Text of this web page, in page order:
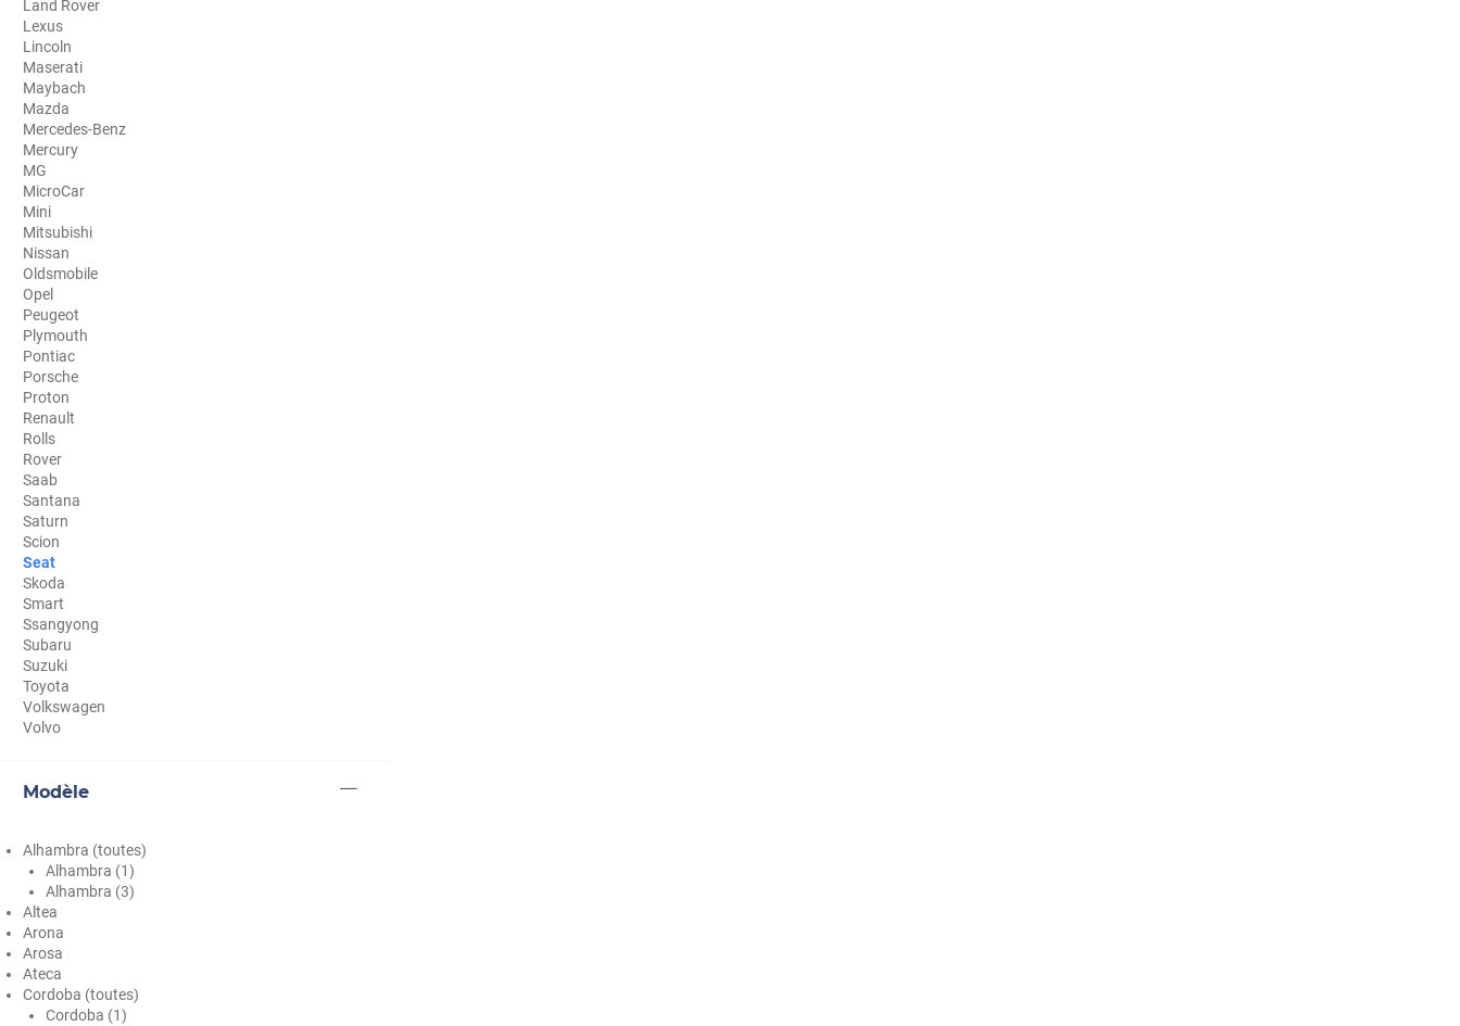
Aston Martin
Audi
Bentley
Bmw
Buick
Byd
Cadillac
Changan
Chevrolet
Chrysler
Citroën
Cupra
Dacia
Daewoo
Daihatsu
Dodge
Dongfeng
Eagle
Ebro
Ferrari
Fisker
Ford
Land Rover
Lexus
Lincoln
Maserati
Maybach
Mazda
Mercedes-Benz
Mercury
MG
MicroCar
Mini
Mitsubishi
Nissan
Oldsmobile
Opel
Peugeot
Plymouth
Pontiac
Porsche
Proton
Renault
Rolls
Rover
Saab
Santana
Saturn
Scion
Seat
Skoda
Smart
Ssangyong
Subaru
Suzuki
Toyota
Volkswagen
Volvo
Modèle
Alhambra (toutes)
Alhambra (1)
Alhambra (3)
Altea
Arona
Arosa
Ateca
Cordoba (toutes)
Cordoba (1)